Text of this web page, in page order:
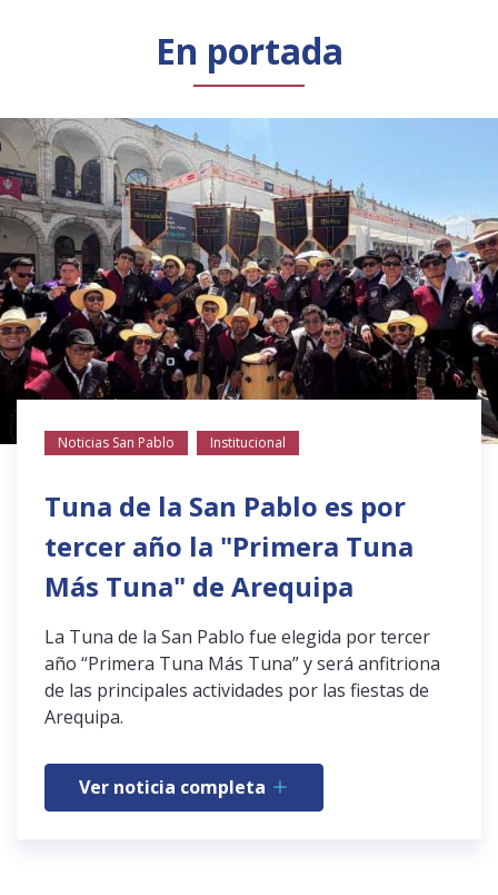
En portada
Noticias San Pablo Institucional
Tuna de la San Pablo es por
tercer año la "Primera Tuna
Más Tuna" de Arequipa
La Tuna de la San Pablo fue elegida por tercer
año “Primera Tuna Más Tuna” y será anfitriona
de las principales actividades por las fiestas de
Arequipa.
Ver noticia completa